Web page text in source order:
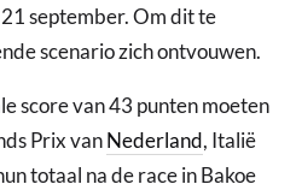
september. Om dit te
scenario zich ontvouwen.
score van 43 punten moeten
Prix vanNederland, Italië
totaal na de race in Bakoe